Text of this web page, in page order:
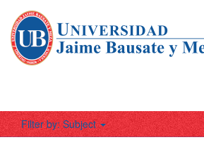
Filter by: Subject